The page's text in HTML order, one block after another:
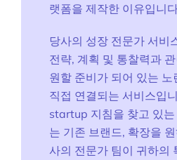
랫폼을 제작한 이유입니
당사의 성장 전문가 서비
전략, 계획 및 통찰력과
원할 준비가 되어 있는 노
직접 연결되는 서비스입
startup 지침을 찾고 있
는 기존 브랜드, 확장을
사의 전문가 팀이 귀하의